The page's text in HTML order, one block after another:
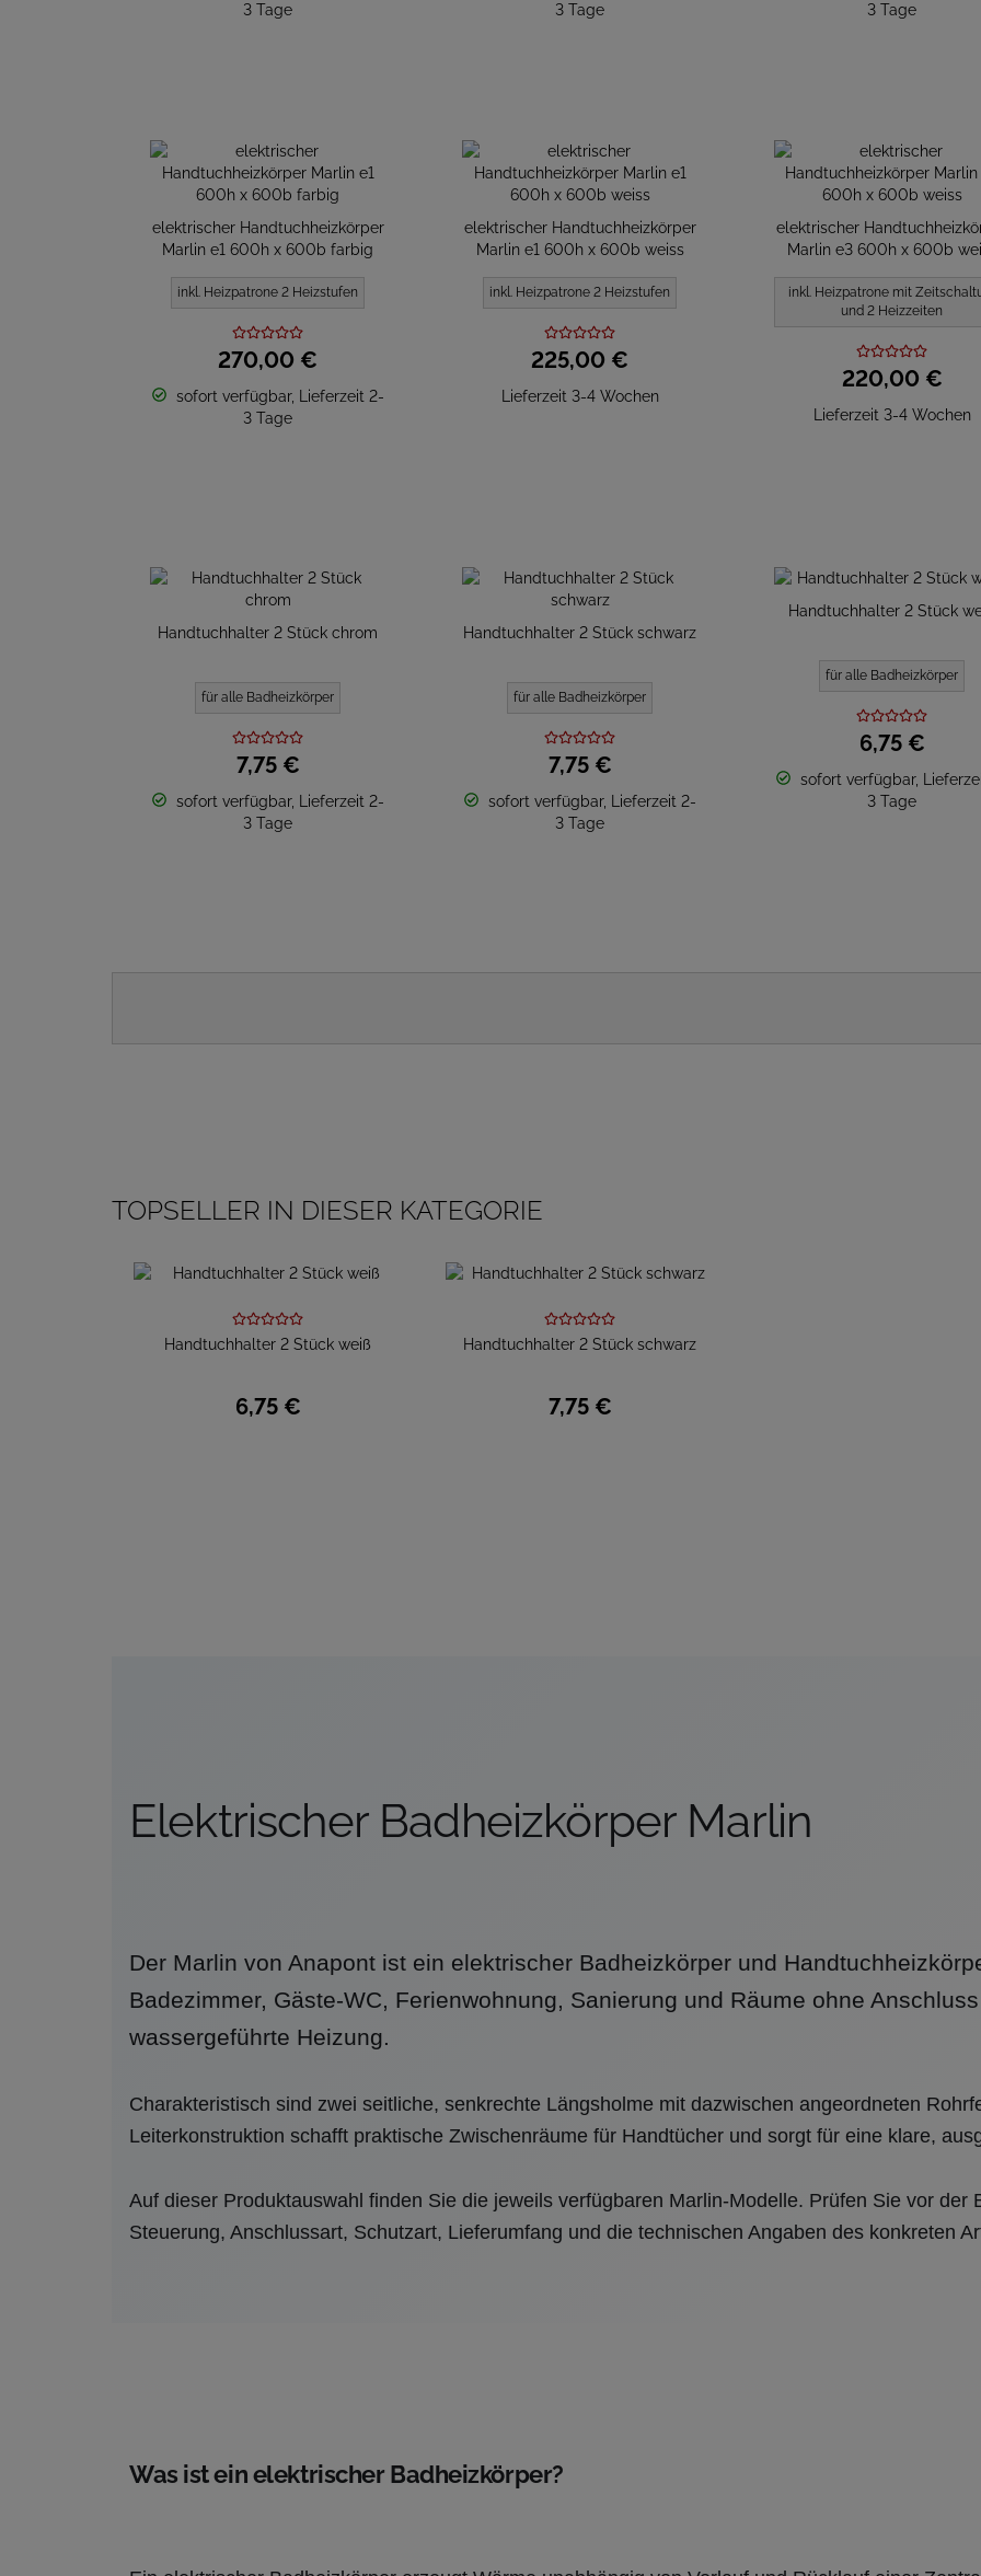
3 Tage
3 Tage
3 Tage
elektrischer Handtuchheizkörper
Marlin e1 600h x 600b farbig
inkl. Heizpatrone 2 Heizstufen
270,00 €
sofort verfügbar, Lieferzeit 2-
3 Tage
elektrischer Handtuchheizkörper
Marlin e1 600h x 600b weiss
inkl. Heizpatrone 2 Heizstufen
225,00 €
Lieferzeit 3-4 Wochen
elektrischer
Marlin e3 600h x 600b
inkl. Heizpatrone mit
und 2 Heizzeiten
220,00 €
Lieferzeit 3-4 Wochen
Handtuchhalter 2 Stück chrom
für alle Badheizkörper
7,75 €
sofort verfügbar, Lieferzeit 2-
3 Tage
Handtuchhalter 2 Stück schwarz
für alle Badheizkörper
7,75 €
sofort verfügbar, Lieferzeit 2-
3 Tage
Handtuchhalter 2 Stück
für alle Badheizkörper
6,75 €
sofort verfügbar,
3 Tage
TOPSELLER IN DIESER KATEGORIE
Handtuchhalter 2 Stück weiß
6,75 €
Handtuchhalter 2 Stück schwarz
7,75 €
Elektrischer Badheizkörper Marlin
Der Marlin von Anapont ist ein elektrischer Badheizkörper und
Badezimmer, Gäste-WC, Ferienwohnung, Sanierung und Räume ohne
wassergeführte Heizung.
Charakteristisch sind zwei seitliche, senkrechte Längsholme mit dazwischen angeordneten
Leiterkonstruktion schafft praktische Zwischenräume für Handtücher und sorgt für eine klare,
Auf dieser Produktauswahl finden Sie die jeweils verfügbaren Marlin-Modelle. Prüfen Sie vor der
Steuerung, Anschlussart, Schutzart, Lieferumfang und die technischen Angaben des konkreten
Was ist ein elektrischer Badheizkörper?